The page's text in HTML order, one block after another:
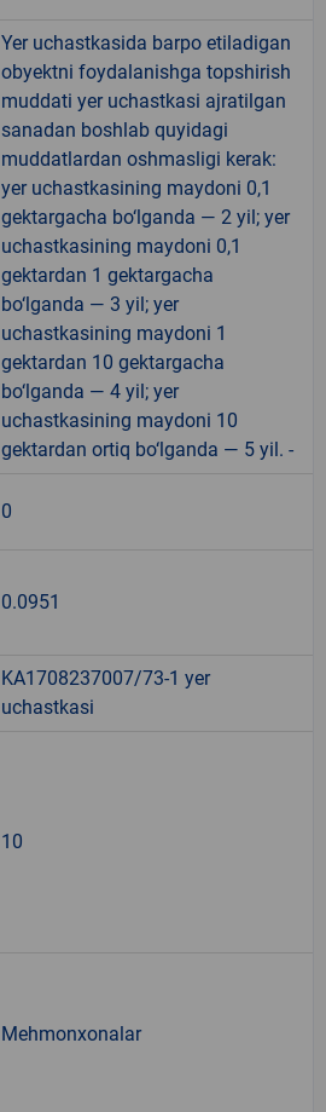
Yer uchastkasida barpo etiladigan
obyektni foydalanishga topshirish
muddati yer uchastkasi ajratilgan
sanadan boshlab quyidagi
muddatlardan oshmasligi kerak:
yer uchastkasining maydoni 0,1
gektargacha bo‘lganda — 2 yil; yer
uchastkasining maydoni 0,1
gektardan 1 gektargacha
bo‘lganda — 3 yil; yer
uchastkasining maydoni 1
gektardan 10 gektargacha
bo‘lganda — 4 yil; yer
uchastkasining maydoni 10
gektardan ortiq bo‘lganda — 5 yil. -
0
0.0951
KA1708237007/73-1 yer
uchastkasi
10
Mehmonxonalar